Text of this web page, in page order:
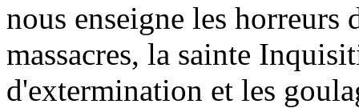
nous enseigne les horreurs
massacres, la sainte
d'extermination et les